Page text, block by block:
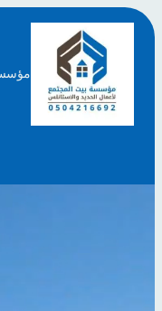
تخطى
إلى
المحتوى